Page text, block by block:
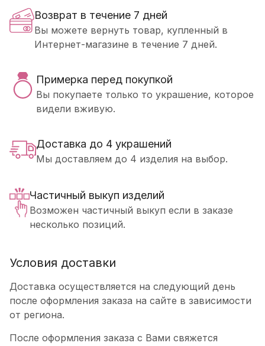
Возврат в течение 7 дней
Вы можете вернуть товар, купленный в
Интернет-магазине в течение 7 дней.
Примерка перед покупкой
Вы покупаете только то украшение, которое
видели вживую.
Доставка до 4 украшений
Мы доставляем до 4 изделия на выбор.
Частичный выкуп изделий
Возможен частичный выкуп если в заказе
несколько позиций.
Условия доставки
Доставка осуществляется на следующий день
после оформления заказа на сайте в зависимости
от региона.
После оформления заказа с Вами свяжется